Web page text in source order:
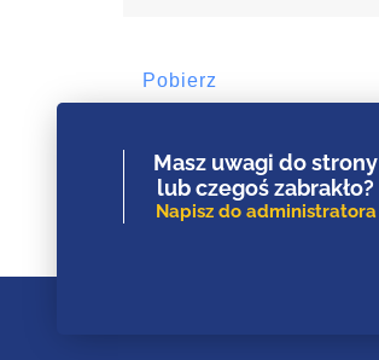
Pobierz
Masz uwagi do strony
lub czegoś zabrakło?
Napisz do administratora